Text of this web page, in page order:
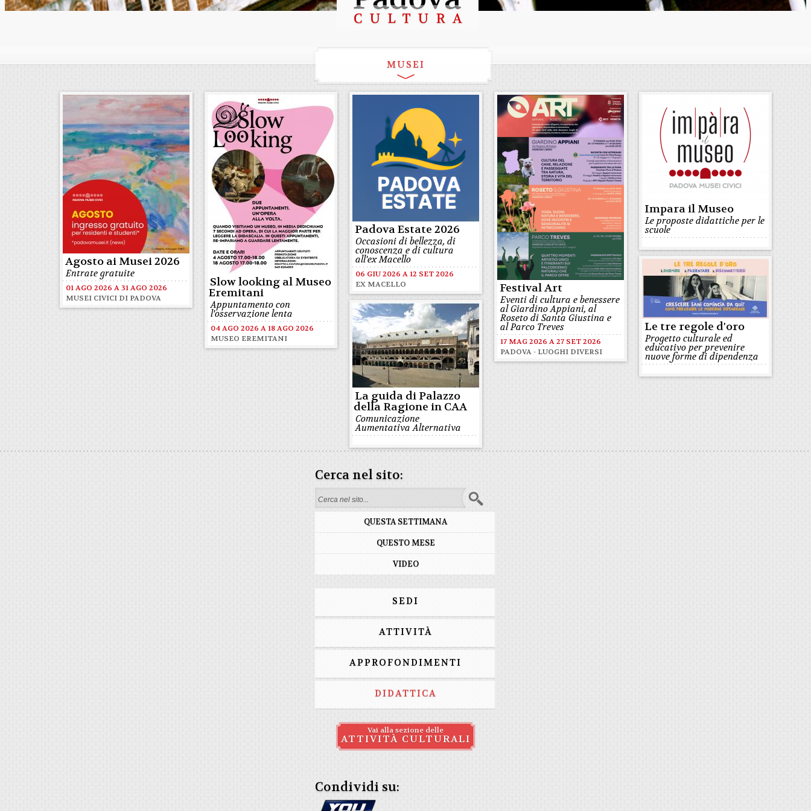
MUSEI
Agosto ai Musei 2026
Entrate gratuite
01 AGO 2026 A31 AGO 2026
MUSEI CIVICI DI PADOVA
Slow looking al Museo
Eremitani
Appuntamento con
l'osservazione lenta
04 AGO 2026 A18 AGO 2026
MUSEO EREMITANI
Padova Estate 2026
Occasioni di bellezza, di
conoscenza e di cultura
all'ex Macello
06 GIU 2026 A12 SET 2026
EX MACELLO
Festival Art
Eventi di cultura e benessere
al Giardino Appiani, al
Roseto di Santa Giustina e
al Parco Treves
17 MAG 2026 A27 SET 2026
PADOVA - LUOGHI DIVERSI
Impara il Museo
Le proposte didattiche per le
scuole
Le tre regole d'oro
Progetto culturale ed
educativo per prevenire
nuove forme di dipendenza
La guida di Palazzo
della Ragione in CAA
Comunicazione
Aumentativa Alternativa
Cerca nel sito:
Form di ricerca
QUESTA SETTIMANA
QUESTO MESE
VIDEO
SEDI
ATTIVITÀ
APPROFONDIMENTI
DIDATTICA
Vai alla sezione delle
ATTIVITÀ CULTURALI
Condividi su: